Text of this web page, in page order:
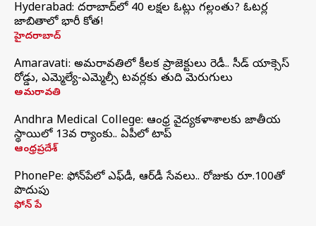
Hyderabad: హైదరాబాద్‌లో 40 లక్షల ఓట్లు గల్లంతు? ఓటర్ల
జాబితాలో భారీ కోత!
హైదరాబాద్
Amaravati: అమరావతిలో కీలక ప్రాజెక్టులు రెడీ.. సీడ్‌ యాక్సెస్‌
రోడ్డు, ఎమ్మెల్యే-ఎమ్మెల్సీ టవర్లకు తుది మెరుగులు
అమరావతి
Andhra Medical College: ఆంధ్ర వైద్యకళాశాలకు జాతీయ
స్థాయిలో 13వ ర్యాంకు.. ఏపీలో టాప్
ఆంధ్రప్రదేశ్
PhonePe: ఫోన్‌పేలో ఎఫ్‌డీ, ఆర్‌డీ సేవలు.. రోజుకు రూ.100తో
పొదుపు
ఫోన్‌ పే